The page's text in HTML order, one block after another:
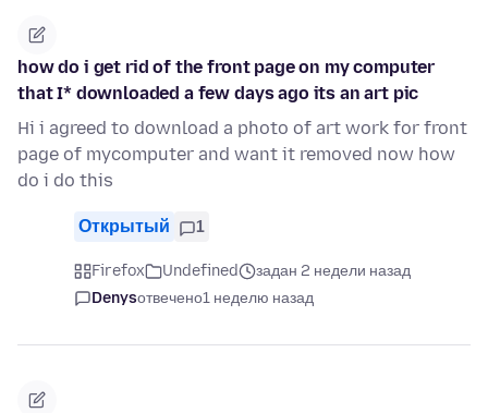
how do i get rid of the front page on my computer
that I* downloaded a few days ago its an art pic
Hi i agreed to download a photo of art work for front
page of mycomputer and want it removed now how
do i do this
Открытый 1
Firefox Undefined
задан 2 недели назад
Denysотвечено1 неделю назад